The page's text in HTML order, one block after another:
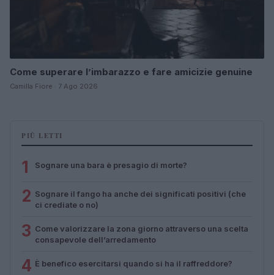
Come superare l’imbarazzo e fare amicizie genuine
Camilla Fiore · 7 Ago 2026
PIÙ LETTI
1 Sognare una bara è presagio di morte?
2 Sognare il fango ha anche dei significati positivi (che
ci crediate o no)
3 Come valorizzare la zona giorno attraverso una scelta
consapevole dell’arredamento
4 È benefico esercitarsi quando si ha il raffreddore?